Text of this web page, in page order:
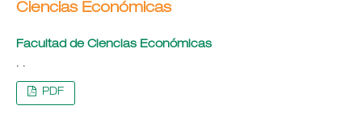
Ciencias Económicas
Facultad de Ciencias Económicas
. .
PDF